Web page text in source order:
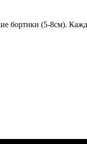
бортики (5-8см).